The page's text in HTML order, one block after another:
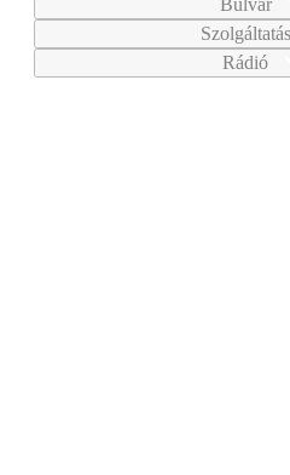
Bulvár
Szolgáltatás
Rádió